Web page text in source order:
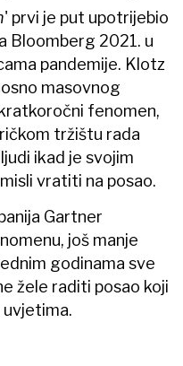
' prvi je put upotrijebio
Bloomberg 2021. u
pandemije. Klotz
masovnog
fenomen,
tržištu rada
ikad je svojim
vratiti na posao.
Gartner
još manje
godinama sve
žele raditi posao koji
uvjetima.